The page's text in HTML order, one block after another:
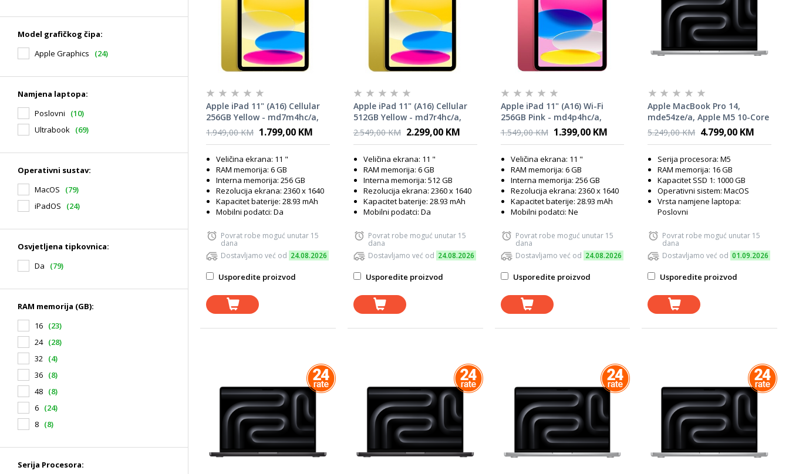
Model grafičkog čipa:
Apple Graphics
(24)
Namjena laptopa:
Poslovni
(10)
Ultrabook (69)
Operativni sustav:
MacOS
(79)
iPadOS
(24)
Osvjetljena tipkovnica:
Da
(79)
RAM memorija (GB):
16 (23)
24 (28)
32 (4)
36 (8)
48 (8)
6 (24)
8 (8)
Serija Procesora:
Apple iPad 11" (A16) Cellular
256GB Yellow - md7m4hc/a,
tablet
1.949,00 KM 1.799,00 KM
Veličina ekrana: 11 "
RAM memorija: 6 GB
Interna memorija: 256 GB
Rezolucija ekrana: 2360 x 1640
Kapacitet baterije: 28.93 mAh
Mobilni podatci: Da
Povrat robe moguć unutar 15
dana
Dostavljamo već od 24.08.2026
Usporedite proizvod
Apple iPad 11" (A16) Cellular
512GB Yellow - md7r4hc/a,
tablet
2.549,00 KM 2.299,00 KM
Veličina ekrana: 11 "
RAM memorija: 6 GB
Interna memorija: 512 GB
Rezolucija ekrana: 2360 x 1640
Kapacitet baterije: 28.93 mAh
Mobilni podatci: Da
Povrat robe moguć unutar 15
dana
Dostavljamo već od 24.08.2026
Usporedite proizvod
Apple iPad 11" (A16) Wi-Fi
256GB Pink - md4p4hc/a,
tablet
1.549,00 KM 1.399,00 KM
Veličina ekrana: 11 "
RAM memorija: 6 GB
Interna memorija: 256 GB
Rezolucija ekrana: 2360 x 1640
Kapacitet baterije: 28.93 mAh
Mobilni podatci: Ne
Povrat robe moguć unutar 15
dana
Dostavljamo već od 24.08.2026
Usporedite proizvod
Apple MacBook Pro 14,
mde54ze/a, Apple M5 10-Core
CPU, 16GB, 1TB SSD, Apple
Graphics, Silver, INT KB,
5.249,00 KM 4.799,00 KM
Serija procesora: M5
RAM memorija: 16 GB
Kapacitet SSD 1: 1000 GB
Operativni sistem: MacOS
Vrsta namjene laptopa:
Poslovni
Povrat robe moguć unutar 15
dana
Dostavljamo već od 01.09.2026
Usporedite proizvod